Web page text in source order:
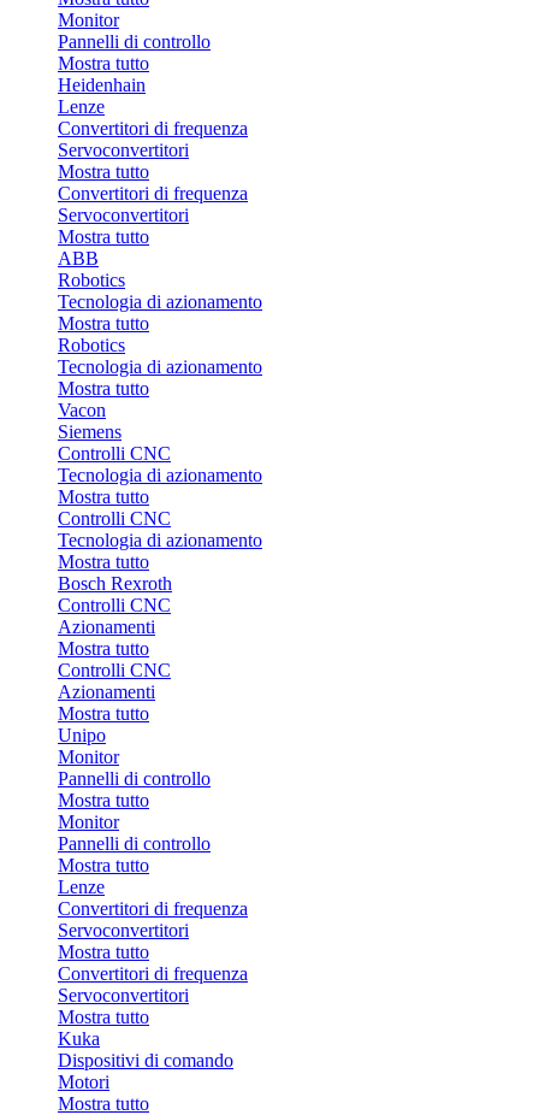
Monitor
Pannelli di controllo
Mostra tutto
Heidenhain
Lenze
Convertitori di frequenza
Servoconvertitori
Mostra tutto
Convertitori di frequenza
Servoconvertitori
Mostra tutto
ABB
Robotics
Tecnologia di azionamento
Mostra tutto
Robotics
Tecnologia di azionamento
Mostra tutto
Vacon
Siemens
Controlli CNC
Tecnologia di azionamento
Mostra tutto
Controlli CNC
Tecnologia di azionamento
Mostra tutto
Bosch Rexroth
Controlli CNC
Azionamenti
Mostra tutto
Controlli CNC
Azionamenti
Mostra tutto
Unipo
Monitor
Pannelli di controllo
Mostra tutto
Monitor
Pannelli di controllo
Mostra tutto
Lenze
Convertitori di frequenza
Servoconvertitori
Mostra tutto
Convertitori di frequenza
Servoconvertitori
Mostra tutto
Kuka
Dispositivi di comando
Motori
Mostra tutto